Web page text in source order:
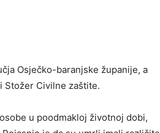
Osječko-baranjske županije, a
Civilne zaštite.
u poodmakloj životnoj dobi,